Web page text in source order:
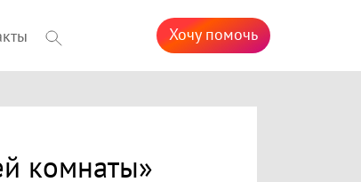
Хочу помочь
комнаты»